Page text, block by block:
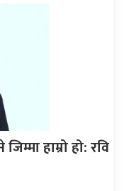
हाम्रो हो: रवि